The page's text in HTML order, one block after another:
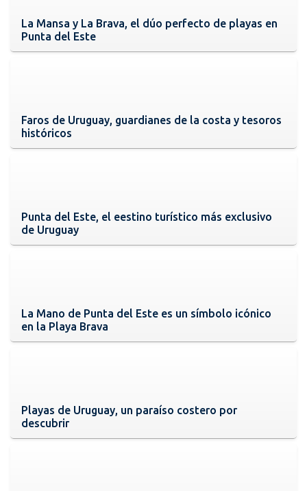
La Mansa y La Brava, el dúo perfecto de playas en
Punta del Este
Faros de Uruguay, guardianes de la costa y tesoros
históricos
Punta del Este, el eestino turístico más exclusivo
de Uruguay
La Mano de Punta del Este es un símbolo icónico
en la Playa Brava
Playas de Uruguay, un paraíso costero por
descubrir